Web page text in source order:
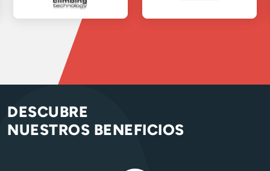
DESCUBRE
NUESTROS BENEFICIOS